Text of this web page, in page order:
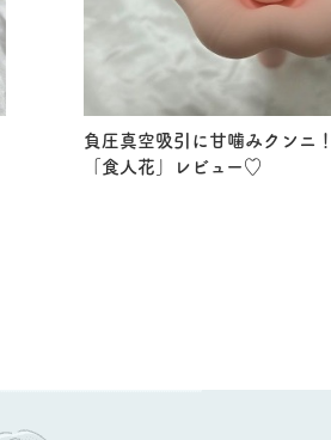
負圧真空吸引に甘噛みクンニ
「食人花」レビュー♡